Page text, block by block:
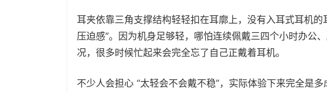
耳夹依靠三角支撑结构轻轻扣在耳廓上，没有入耳式耳机
压迫感”。因为机身足够轻，哪怕连续佩戴三四个小时办公
况，很多时候忙起来会完全忘了自己正戴着耳机。
不少人会担心 “太轻会不会戴不稳”，实际体验下来完全是